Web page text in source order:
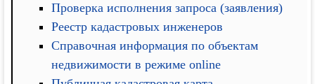
Проверка исполнения запроса (заявления)
Реестр кадастровых инженеров
Справочная информация по объектам
недвижимости в режиме online